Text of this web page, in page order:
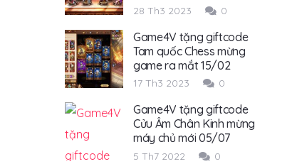
28 Th3 2023 0
Game4V tặng giftcode
Tam quốc Chess mừng
game ra mắt 15/02
17 Th3 2023 0
Game4V tặng giftcode
Cửu Âm Chân Kinh mừng
máy chủ mới 05/07
5 Th7 2022 0